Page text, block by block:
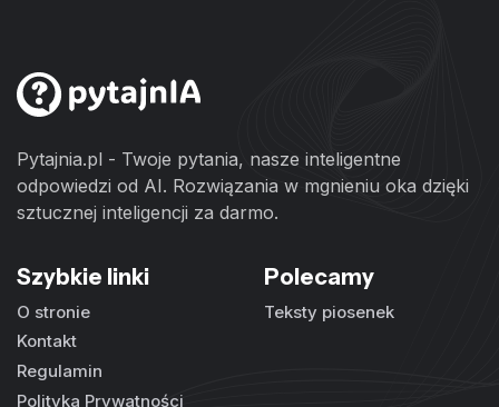
Pytajnia.pl - Twoje pytania, nasze inteligentne
odpowiedzi od AI. Rozwiązania w mgnieniu oka dzięki
sztucznej inteligencji za darmo.
Szybkie linki
O stronie
Kontakt
Regulamin
Polityka Prywatności
Polecamy
Teksty piosenek